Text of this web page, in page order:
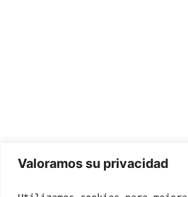
Valoramos su privacidad